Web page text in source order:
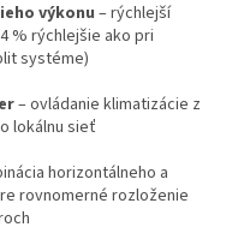
výkonu – rýchlejší
% rýchlejšie ako pri
systéme)
– ovládanie klimatizácie z
lokálnu sieť
horizontálneho a
rovnomerné rozloženie